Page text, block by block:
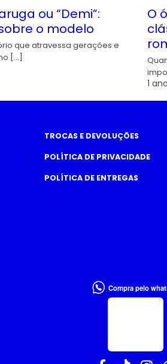
ou “Demi”:
o modelo
que atravessa gerações e
[…]
O
1
TROCAS E DEVOLUÇÕES
POLÍTICA DE PRIVACIDADE
POLÍTICA DE ENTREGAS
Compra pelo